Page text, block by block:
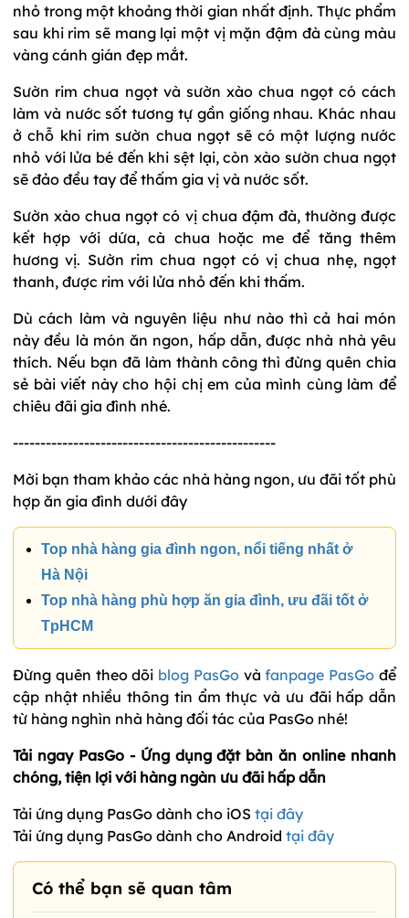
nhỏ trong một khoảng thời gian nhất định. Thực phẩm
sau khi rim sẽ mang lại một vị mặn đậm đà cùng màu
vàng cánh gián đẹp mắt.
Sườn rim chua ngọt và sườn xào chua ngọt có cách
làm và nước sốt tương tự gần giống nhau. Khác nhau
ở chỗ khi rim sườn chua ngọt sẽ có một lượng nước
nhỏ với lửa bé đến khi sệt lại, còn xào sườn chua ngọt
sẽ đảo đều tay để thấm gia vị và nước sốt.
Sườn xào chua ngọt có vị chua đậm đà, thường được
kết hợp với dứa, cà chua hoặc me để tăng thêm
hương vị. Sườn rim chua ngọt có vị chua nhẹ, ngọt
thanh, được rim với lửa nhỏ đến khi thấm.
Dù cách làm và nguyên liệu như nào thì cả hai món
này đều là món ăn ngon, hấp dẫn, được nhà nhà yêu
thích. Nếu bạn đã làm thành công thì đừng quên chia
sẻ bài viết này cho hội chị em của mình cùng làm để
chiêu đãi gia đình nhé.
------------------------------------------------
Mời bạn tham khảo các nhà hàng ngon, ưu đãi tốt phù
hợp ăn gia đình dưới đây
Top nhà hàng gia đình ngon, nổi tiếng nhất ở
Hà Nội
Top nhà hàng phù hợp ăn gia đình, ưu đãi tốt ở
TpHCM
Đừng quên theo dõi blog PasGovàfanpage PasGo để
cập nhật nhiều thông tin ẩm thực và ưu đãi hấp dẫn
từ hàng nghìn nhà hàng đối tác của PasGo nhé!
Tải ngay PasGo - Ứng dụng đặt bàn ăn online nhanh
chóng, tiện lợi với hàng ngàn ưu đãi hấp dẫn
Tải ứng dụng PasGo dành cho iOS tại đây
Tải ứng dụng PasGo dành cho Android tại đây
Có thể bạn sẽ quan tâm